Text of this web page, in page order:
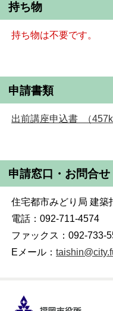
持ち物
持ち物は不要です。
申請書類
出前講座申込書 （
申請窓口・お問合せ
住宅都市みどり局 建築
電話：092-711-4574
ファックス：092-733-
Eメール：